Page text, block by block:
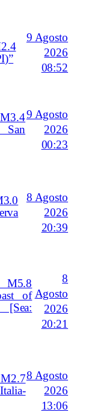
9 Agosto
2026
08:52
9 Agosto
2026
00:23
8 Agosto
2026
20:39
of
[Sea:
8
Agosto
2026
20:21
8 Agosto
2026
13:06